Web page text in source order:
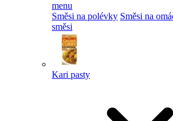
menu
Směsi na polévky Směsi na
směsi
Kari pasty